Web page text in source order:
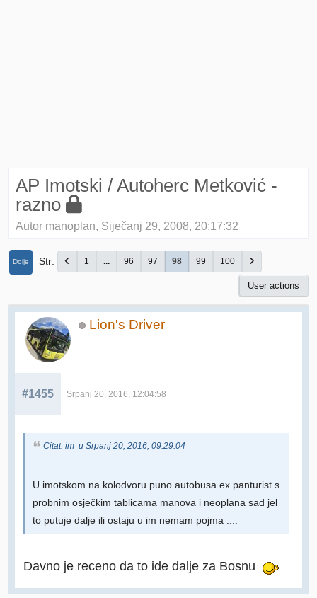
AP Imotski / Autoherc Metković -
razno
Autor manoplan, Siječanj 29, 2008, 20:17:32
Dolje Str 1 ... 96 97 98 99 100
User actions
Lion's Driver
#1455 Srpanj 20, 2016, 12:04:58
Citat: im u Srpanj 20, 2016, 09:29:04
U imotskom na kolodvoru puno autobusa ex panturist s
probnim osječkim tablicama manova i neoplana sad jel
to putuje dalje ili ostaju u im nemam pojma ....
Davno je receno da to ide dalje za Bosnu